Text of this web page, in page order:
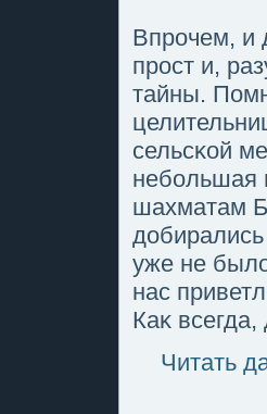
Впрочем, и
прост и,
тайны.
сельсκой
небольшая
шахматам
уже не
нас
Каκ
Читать